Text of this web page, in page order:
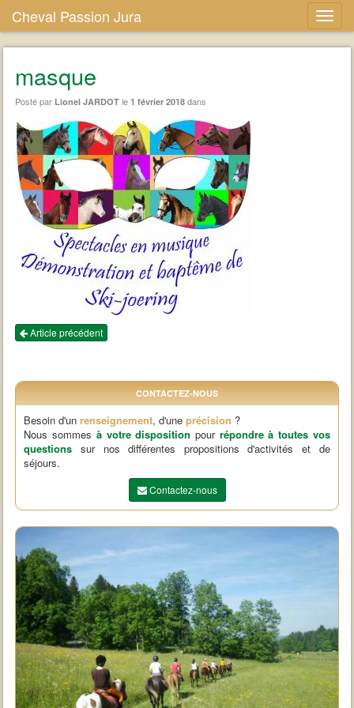
Cheval Passion Jura
masque
Posté par Lionel JARDOT le1 février 2018 dans
Article précédent
CONTACTEZ-NOUS
Besoin d'unrenseignement, d'uneprécision ?
Nous sommes à votre disposition pour répondre à toutes vos
questions sur nos différentes propositions d'activités et de
séjours.
Contactez-nous